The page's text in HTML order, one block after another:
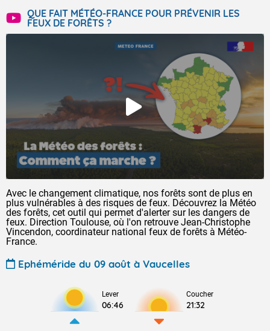
QUE FAIT MÉTÉO-FRANCE POUR PRÉVENIR LES
FEUX DE FORÊTS ?
Avec le changement climatique, nos forêts sont de plus en
plus vulnérables à des risques de feux. Découvrez la Météo
des forêts, cet outil qui permet d'alerter sur les dangers de
feux. Direction Toulouse, où l'on retrouve Jean-Christophe
Vincendon, coordinateur national feux de forêts à Météo-
France.
Ephéméride du 09 août à Vaucelles
Lever
06:46
Coucher
21:32